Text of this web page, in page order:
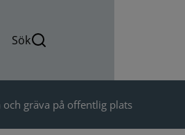
Sök
och gräva på offentlig plats